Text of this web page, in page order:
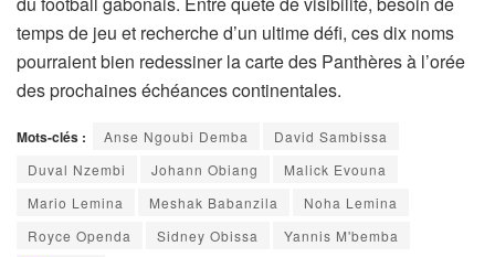
temps de jeu et recherche d’un ultime défi, ces dix noms
pourraient bien redessiner la carte des Panthères à l’orée
des prochaines échéances continentales.
Mots-clés : Anse Ngoubi Demba
David Sambissa
Duval Nzembi
Johann Obiang
Malick Evouna
Mario Lemina
Meshak Babanzila
Noha Lemina
Royce Openda
Sidney Obissa
Yannis M'bemba